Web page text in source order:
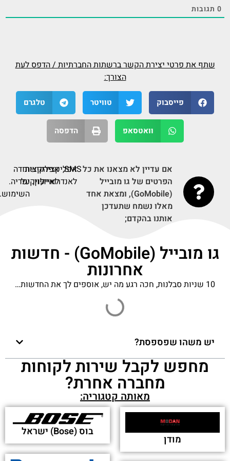
0 תגובות
שתף את פרטי יצירת הקשר ברשתות החברתיות / הדפס לעת
הצורך:
פייסבוק טוויטר טלגרם
וואטסאפ הדפסה
אם עדיין לא מצאנו את כל
הפרטים של גו מובייל
(GoMobile), ומצאת אחד
מאלו נשמח שתעדכן
אותנו בהקדם;
SMS,
אפליקציה
לאנדרואיד,
אפליקציה
לאייפון,
קישור
לויקיפדיה.
תודה
על
השימוש.
גו מובייל (GoMobile) - חדשות
אחרונות
10 שניות סבלנות, חכה רגע מה יש, אוספים לך את החדשות…
יש משהו שפספסת?
מחפש לקבל שירות לקוחות
מחברה אחרת?
מאותה קטגוריה:
מודן
בוס (Bose) ישראל